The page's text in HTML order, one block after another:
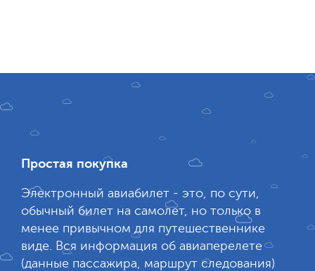
Простая покупка
Электронный авиабилет - это, по сути,
обычный билет на самолет, но только в
менее привычном для путешественнике
виде. Вся информация об авиаперелете
(данные пассажира, маршрут следования)